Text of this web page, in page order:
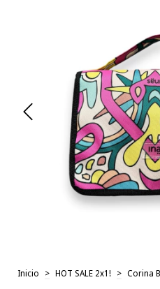
Inicio > HOT SALE 2x1! > Corina